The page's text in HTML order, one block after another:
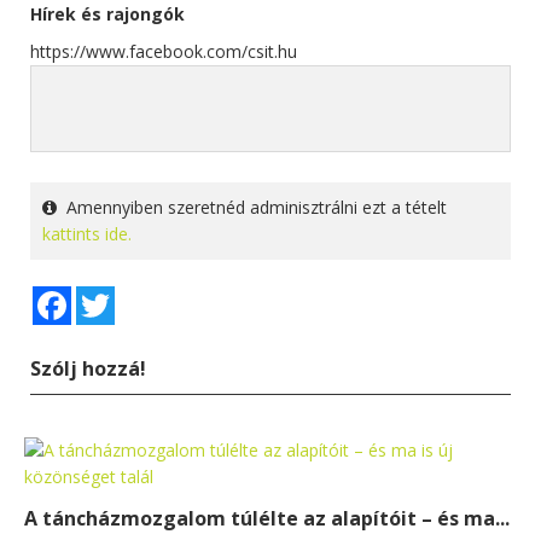
Hírek és rajongók
https://www.facebook.com/csit.hu
Amennyiben szeretnéd adminisztrálni ezt a tételt
kattints ide.
Facebook
Szólj hozzá!
A táncházmozgalom túlélte az alapítóit – és ma...